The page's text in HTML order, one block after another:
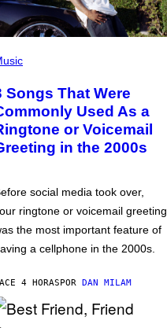
Songs That Were
Used As a
or Voicemail
in the 2000s
social media took over,
ringtone or voicemail greeting
the most important feature of
a cellphone in the 2000s.
4 HORASPOR DAN MILAM